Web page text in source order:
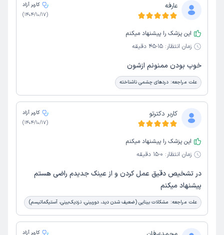
عارفه
کاربر آزاد
(
1404/10/17
)
این پزشک را پیشنهاد میکنم
زمان انتظار: 15-45 دقیقه
خوب بودن ممنونم ازشون
علت مراجعه: دردهای چشمی ناشناخته
کاربر دکترتو
کاربر آزاد
(
1404/10/17
)
این پزشک را پیشنهاد میکنم
زمان انتظار: 0-15 دقیقه
در تشخیص دقیق عمل کردن و از عینک جدیدم راضی هستم
پیشنهاد میکنم
علت مراجعه: مشکلات بینایی (ضعیف شدن دید، دوربینی، نزدیک‌بینی، آستیگماتیسم)
کاربر آزاد